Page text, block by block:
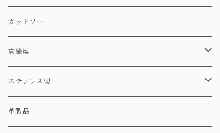
カットソー
真鍮製
ネックレス
ピアス
ステンレス製
ネックレス
革製品